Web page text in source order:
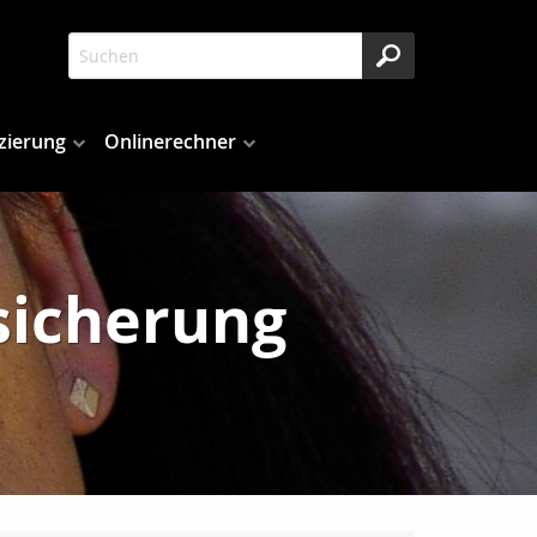
Onlinerechner